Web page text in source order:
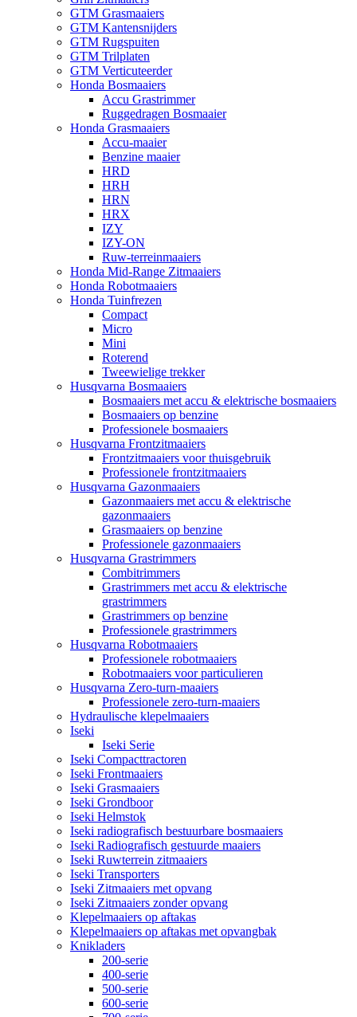
GTM Grasmaaiers
GTM Kantensnijders
GTM Rugspuiten
GTM Trilplaten
GTM Verticuteerder
Honda Bosmaaiers
Accu Grastrimmer
Ruggedragen Bosmaaier
Honda Grasmaaiers
Accu-maaier
Benzine maaier
HRD
HRH
HRN
HRX
IZY
IZY-ON
Ruw-terreinmaaiers
Honda Mid-Range Zitmaaiers
Honda Robotmaaiers
Honda Tuinfrezen
Compact
Micro
Mini
Roterend
Tweewielige trekker
Husqvarna Bosmaaiers
Bosmaaiers met accu & elektrische bosmaaiers
Bosmaaiers op benzine
Professionele bosmaaiers
Husqvarna Frontzitmaaiers
Frontzitmaaiers voor thuisgebruik
Professionele frontzitmaaiers
Husqvarna Gazonmaaiers
Gazonmaaiers met accu & elektrische
gazonmaaiers
Grasmaaiers op benzine
Professionele gazonmaaiers
Husqvarna Grastrimmers
Combitrimmers
Grastrimmers met accu & elektrische
grastrimmers
Grastrimmers op benzine
Professionele grastrimmers
Husqvarna Robotmaaiers
Professionele robotmaaiers
Robotmaaiers voor particulieren
Husqvarna Zero-turn-maaiers
Professionele zero-turn-maaiers
Hydraulische klepelmaaiers
Iseki
Iseki Serie
Iseki Compacttractoren
Iseki Frontmaaiers
Iseki Grasmaaiers
Iseki Grondboor
Iseki Helmstok
Iseki radiografisch bestuurbare bosmaaiers
Iseki Radiografisch gestuurde maaiers
Iseki Ruwterrein zitmaaiers
Iseki Transporters
Iseki Zitmaaiers met opvang
Iseki Zitmaaiers zonder opvang
Klepelmaaiers op aftakas
Klepelmaaiers op aftakas met opvangbak
Knikladers
200-serie
400-serie
500-serie
600-serie